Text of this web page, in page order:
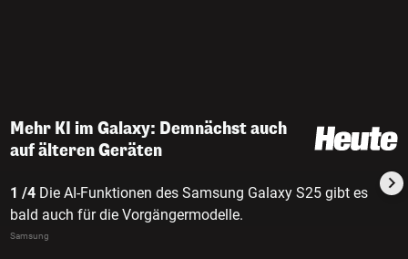
Mehr KI im Galaxy: Demnächst auch
auf älteren Geräten
1 /4 Die AI-Funktionen des Samsung Galaxy S25 gibt es
bald auch für die Vorgängermodelle.
Samsung